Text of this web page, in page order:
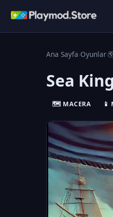
Ana Sayfa›Oyunlar›
Sea
🗺️ MACERA 📱